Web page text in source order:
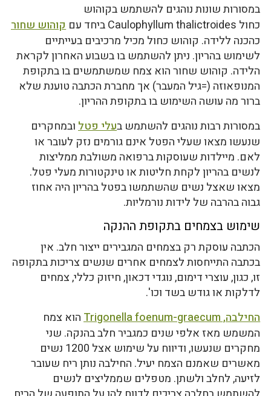
במסורות שונות נוהגים להשתמש בקוהוש
כחול Caulophyllum thalictroides ביחד עם
קוהוש שחור
כהכנה ללידה. קוהוש כחול מכיל מרכיבים בעייתיים
לשימוש בהריון. ניתן להשתמש בו בשבוע האחרון לקראת
הלידה. קוהוש שחור הוא צמח שמשתמשים בו בתקופת
המנופאוזה (=גיל המעבר) אך מחברת הכתבה טוענת שלא
ברור מה עושה השימוש בו בתקופת ההריון.
במסורות רבות נוהגים להשתמש בעלי פטלובמחקרים
שנעשו מצאו שעלי הפטל אינם גורמים נזק לעובר או
לאם. מיילדות שעוסקות ברפואה משולבת ממליצות
לנשים בהריון לקחת חליטות או טינקטורות מעלי פטל.
מצאו שאצל נשים שהשתמשו בפטל בהריון היה אחוז
גבוה בהרבה של לידות נורמליות.
שימוש בצמחים בתקופת ההנקה
הכתבה עוסקת רק בצמחים המגבירים ייצור חלב. אין
בכתבה התייחסות לצמחים אחרים שנשים צריכות בתקופה
זו, כגון, עוצרי דימום, נוגדי דכאון, חיזוק כללי, צמחים
לדלקות או גודש בשד וכו'.
החילבה, Trigonella foenum-graecum
הוא צמח
המשמש מאז אלפי שנים כמגביר חלב בהנקה. שני
מחקרים שנעשו, ודיווח על שימוש אצל 1200 נשים
מאשרים שאמנם הצמח יעיל. החילבה נותן ריח שעובר
לזיעה, לחלב ולשתן. מטפלים שממליצים לנשים